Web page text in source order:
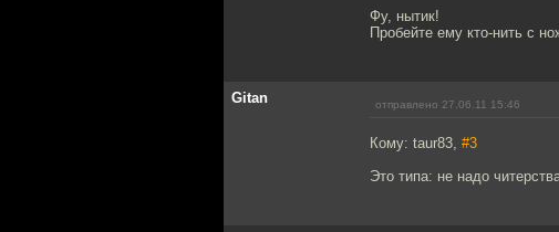
Фу, нытик!
Пробейте ему кто-нить с
Gitan отправлено 27.06.11 15:46
Кому: taur83, #3
Это типа: не надо